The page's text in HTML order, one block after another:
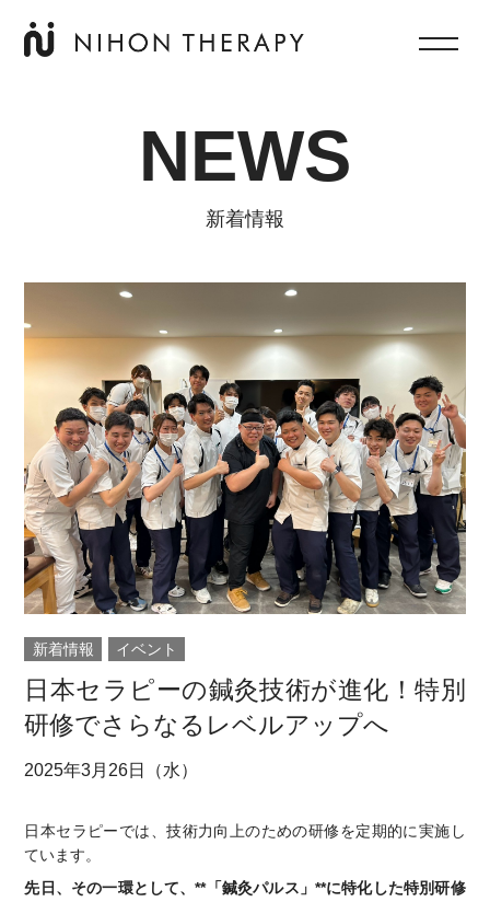
新着情報
NEWS
新着情報 イベント
日本セラピーの鍼灸技術が進化！特別
研修でさらなるレベルアップへ
2025年3月26日（水）
日本セラピーでは、技術力向上のための研修を定期的に実施し
ています。
先日、その一環として、**「鍼灸パルス」**に特化した特別研修